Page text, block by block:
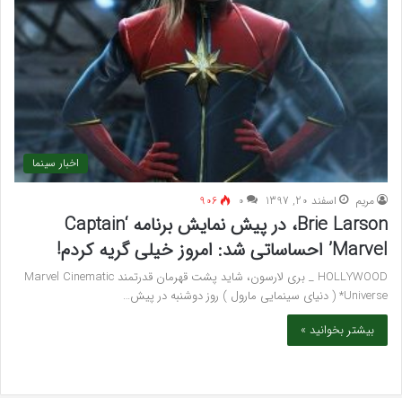
اخبار سینما
مريم اسفند 20, 1397 ۰ 906
Brie Larson، در پیش نمایش برنامه ‘Captain
Marvel’ احساساتی شد: امروز خیلی گریه کردم!
HOLLYWOOD _ بری لارسون، شاید پشت قهرمان قدرتمند Marvel Cinematic
Universe* ( دنیای سینمایی مارول ) روز دوشنبه در پیش…
بیشتر بخوانید »